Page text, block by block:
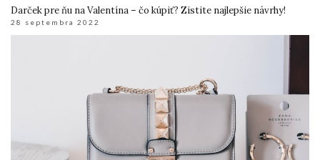
Darček pre ňu na Valentína – čo kúpiť? Zistite najlepšie návrhy!
28 septembra 2022